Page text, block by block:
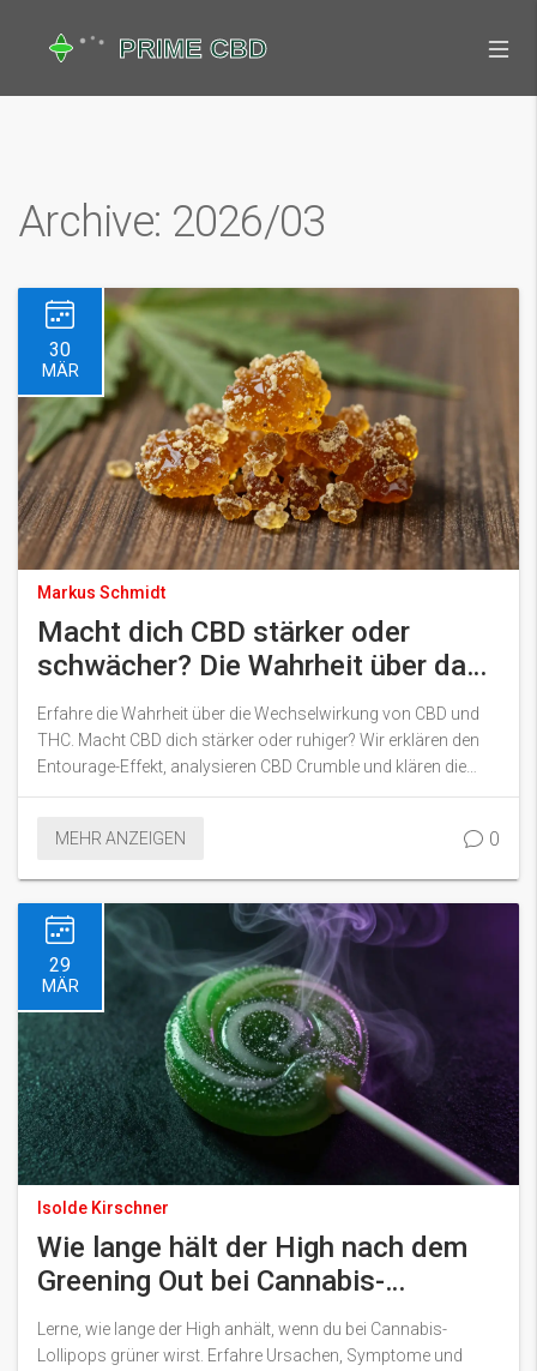
Archive: 2026/03
30
MÄR
Markus Schmidt
Macht dich CBD stärker oder
schwächer? Die Wahrheit über das
High und CBD Crumble
Erfahre die Wahrheit über die Wechselwirkung von CBD und
THC. Macht CBD dich stärker oder ruhiger? Wir erklären den
Entourage-Effekt, analysieren CBD Crumble und klären die
Gesetzeslage in Deutschland.
MEHR ANZEIGEN 0
29
MÄR
Isolde Kirschner
Wie lange hält der High nach dem
Greening Out bei Cannabis-
Lollipops?
Lerne, wie lange der High anhält, wenn du bei Cannabis-
Lollipops grüner wirst. Erfahre Ursachen, Symptome und